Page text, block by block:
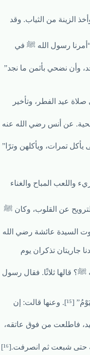
الزينة من الثياب. وقد
رسول الله ﷺ في
وأن نضحي بأثمن ما نجد”
عيد الفطر، وتأخير
عن أنس رضي الله عنه
تمرات، ويأكلهن وترًا”
واللعب المباح والغناء
عن القلوب، وكان ﷺ
وَسَاعَةً” [¹⁴]. وقد روت السيدة عائشة رضي الله
جاريتان تذكران يوم
قالها ثلاثًا. فقال رسول
أَبَا بَكْرٍ، إِنَّ لِكُلِّ قَوْمٍ عِيدًا، وَإِنَّ عِيدَنَا هَذَا الْيَوْمُ” [¹⁵]. وعنها قالت: إن
فاطلعت من فوق عاتقه،
منكبيه، فجعلت أنظر إليهم من فوق عاتقه حتى شبعت ثم انصرفت.[¹⁶]